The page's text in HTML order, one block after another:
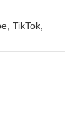
TikTok,